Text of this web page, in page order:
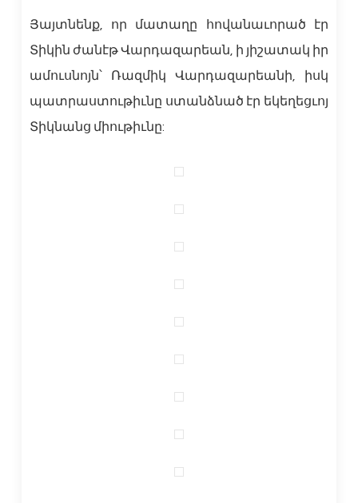
Յայտնենք, որ մատաղը հովանաւորած էր
Տիկին ժանէթ Վարդազարեան, ի յիշատակ իր
ամուսնոյն՝ Ռազմիկ Վարդազարեանի, իսկ
պատրաստութիւնը ստանձնած էր եկեղեցւոյ
Տիկնանց միութիւնը: